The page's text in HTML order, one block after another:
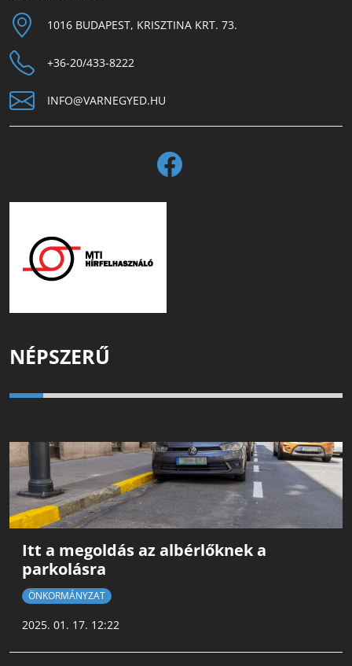
1016 BUDAPEST, KRISZTINA KRT. 73.
+36-20/433-8222
INFO@VARNEGYED.HU
NÉPSZERŰ
Itt a megoldás az albérlőknek a
parkolásra
ÖNKORMÁNYZAT
2025. 01. 17. 12:22